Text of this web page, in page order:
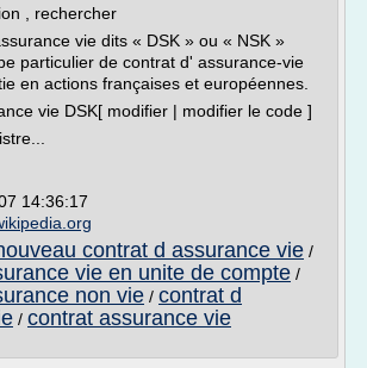
, rechercher
vie dits « DSK » ou « NSK »
particulier de contrat d' assurance-vie
en actions françaises et européennes.
vie DSK[ modifier | modifier le code ]
14:36:17
contrat d assurance vie /
vie en unite de compte /
non vie / contrat d
/ contrat assurance vie